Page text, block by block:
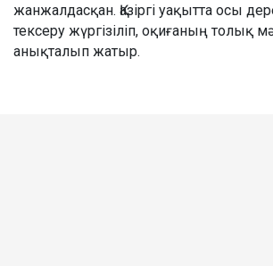
жанжалдасқан. Қазіргі уақытта осы
тексеру жүргізіліп, оқиғаның толық
анықталып жатыр.